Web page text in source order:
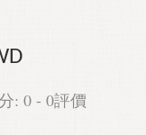
: 0 - 0評價